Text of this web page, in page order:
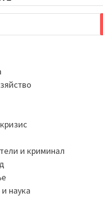
и криминал
наука